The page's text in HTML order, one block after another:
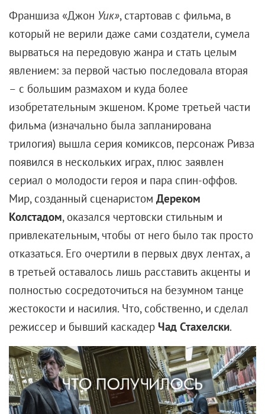
Голливуд».
Возможно, все из-за того, что Рейнольдс родился и
вырос в Канаде. Но своим «провинциальным»
происхождением он страшно гордится. Да и
актером стал почти случайно, в нежном 15-летнем
возрасте угодив на съемки подросткового сериала
Hillside:«Я получал $150 за эпизод, можете себе
Канадцы — народ приземленный. После этого он
пару лет работал курьером и официантом: «И слава
богу, что так случилось, а то кончил бы, как все эти
дети-актеры, наркоманом». И только став
совершеннолетним, окончательно решил, что стоит
попытать счастья в Голливуде.
Таких, как Рейнольдс, «пытавших счастье», были
тысячи. Его проблема, как считали многие, состояла
в том, что он не принял правила игры. На «фабрике
грез» лучше всего продается актер-бренд, актер-
типаж. Какое было амплуа у него? Симпатичный
парень, который пробует сразу все. Райан играл в